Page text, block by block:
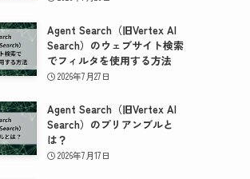
Agent Search（旧Vertex AI
Search）のウェブサイト検索
でフィルタを使用する方法
2026年7月27日
Agent Search（旧Vertex AI
Search）のプリアンブルと
は？
2026年7月17日